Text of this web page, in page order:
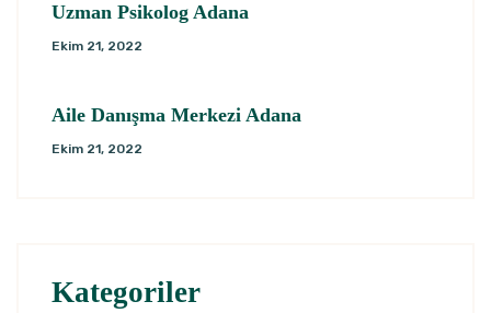
Uzman Psikolog Adana
Ekim 21, 2022
Aile Danışma Merkezi Adana
Ekim 21, 2022
Kategoriler